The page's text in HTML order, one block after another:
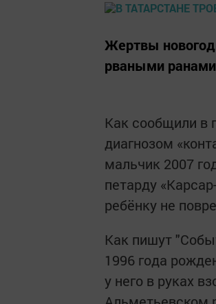
Жертвы
рваными
Как сообщили в
диагнозом
мальчик 2007
петарду
ребёнку не
Как пишут
1996 года
у него в руках